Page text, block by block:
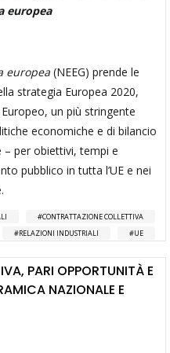
europea
europea (NEEG) prende le
strategia Europea 2020,
un più stringente
economiche e di bilancio
– per obiettivi, tempi e
pubblico in tutta l’UE e nei
CONTRATTAZIONE COLLETTIVA
RELAZIONI INDUSTRIALI UE
PARI OPPORTUNITÀ E
NAZIONALE E